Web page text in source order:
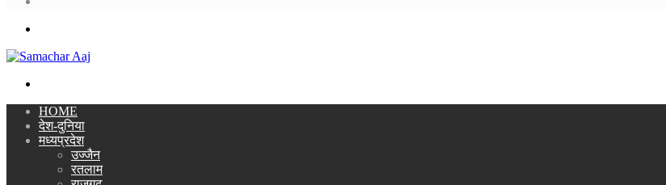
HOME
देश-दुनिया
मध्यप्रदेश
उज्जैन
रतलाम